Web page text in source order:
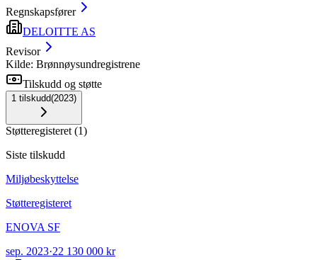
Regnskapsfører
DELOITTE AS
Revisor
Kilde: Brønnøysundregistrene
Tilskudd og støtte
1 tilskudd(2023)
Støtteregisteret (1)
Siste tilskudd
Miljøbeskyttelse
Støtteregisteret
ENOVA SF
sep. 2023·22 130 000 kr